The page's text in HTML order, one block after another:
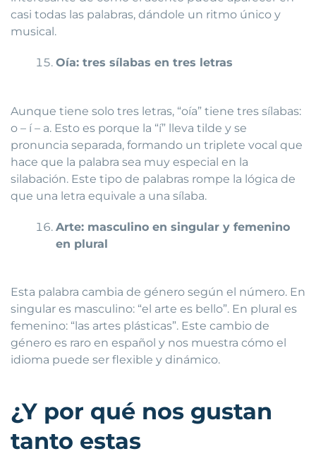
casi todas las palabras, dándole un ritmo único y
musical.
Oía: tres sílabas en tres letras
Aunque tiene solo tres letras, “oía” tiene tres sílabas:
o – í – a. Esto es porque la “í” lleva tilde y se
pronuncia separada, formando un triplete vocal que
hace que la palabra sea muy especial en la
silabación. Este tipo de palabras rompe la lógica de
que una letra equivale a una sílaba.
Arte: masculino en singular y femenino
en plural
Esta palabra cambia de género según el número. En
singular es masculino: “el arte es bello”. En plural es
femenino: “las artes plásticas”. Este cambio de
género es raro en español y nos muestra cómo el
idioma puede ser flexible y dinámico.
¿Y por qué nos gustan
tanto estas